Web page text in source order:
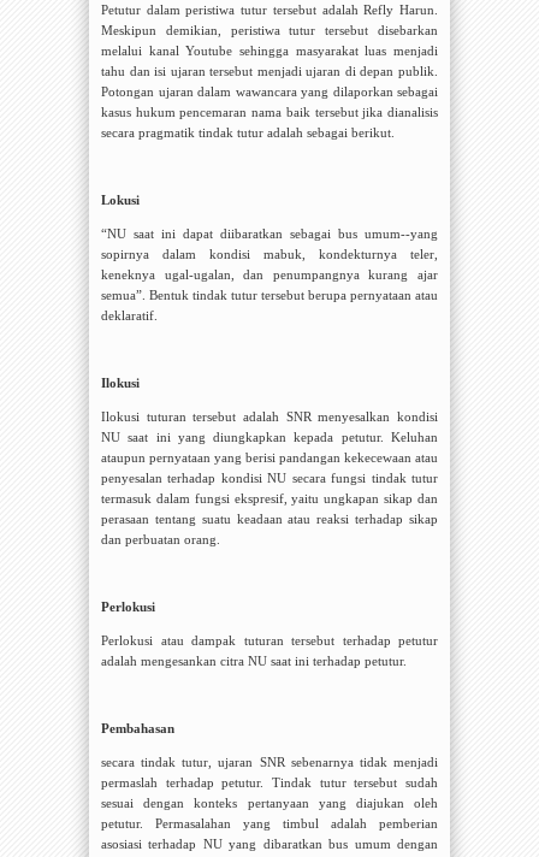
Petutur dalam peristiwa tutur tersebut adalah Refly Harun.
Meskipun demikian, peristiwa tutur tersebut disebarkan
melalui kanal Youtube sehingga masyarakat luas menjadi
tahu dan isi ujaran tersebut menjadi ujaran di depan publik.
Potongan ujaran dalam wawancara yang dilaporkan sebagai
kasus hukum pencemaran nama baik tersebut jika dianalisis
secara pragmatik tindak tutur adalah sebagai berikut.
Lokusi
“NU saat ini dapat diibaratkan sebagai bus umum--yang
sopirnya dalam kondisi mabuk, kondekturnya teler,
keneknya ugal-ugalan , dan penumpangnya kurang ajar
semua”. Bentuk tindak tutur tersebut berupa pernyataan atau
deklaratif.
Ilokusi
Ilokusi tuturan tersebut adalah SNR menyesalkan kondisi
NU saat ini yang diungkapkan kepada petutur. Keluhan
ataupun pernyataan yang berisi pandangan kekecewaan atau
penyesalan terhadap kondisi NU secara fungsi tindak tutur
termasuk dalam fungsi ekspresif, yaituungkapan sikap dan
perasaan tentang suatu keadaan atau reaksi terhadap sikap
dan perbuatan orang
Perlokusi
Perlokusi atau dampak tuturan tersebut terhadap petutur
adalah mengesankan citra NU saat ini terhadap petutur.
Pembahasan
secara tindak tutur, ujaran SNR sebenarnya tidak menjadi
permaslah terhadap petutur. Tindak tutur tersebut sudah
sesuai dengan konteks pertanyaan yang diajukan oleh
petutur. Permasalahan yang timbul adalah pemberian
asosiasi terhadap NU yang dibaratkan bus umum dengan